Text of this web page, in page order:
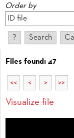
Order by
Files found: 47
<< < > >>
Visualize file